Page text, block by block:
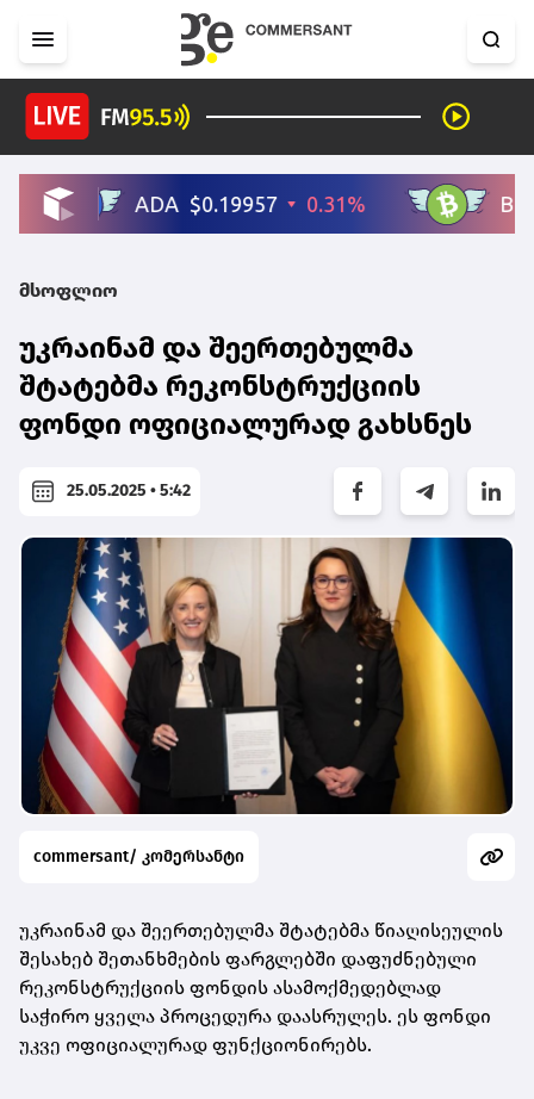
მსოფლიო
უკრაინამ და შეერთებულმა
შტატებმა რეკონსტრუქციის
ფონდი ოფიციალურად გახსნეს
25.05.2025 • 5:42
commersant/ კომერსანტი
უკრაინამ და შეერთებულმა შტატებმა წიაღისეულის
შესახებ შეთანხმების ფარგლებში დაფუძნებული
რეკონსტრუქციის ფონდის ასამოქმედებლად
საჭირო ყველა პროცედურა დაასრულეს. ეს ფონდი
უკვე ოფიციალურად ფუნქციონირებს.